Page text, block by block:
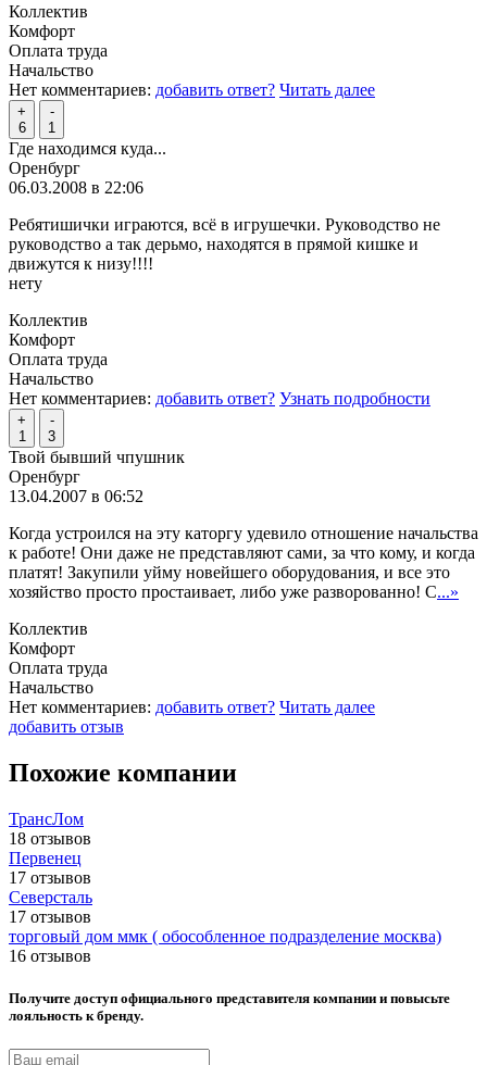
Коллектив
Комфорт
Оплата труда
Начальство
Нет комментариев: добавить ответ? Читать далее
+
6
-
1
Где находимся куда...
Оренбург
06.03.2008 в 22:06
Ребятишички играются, всё в игрушечки. Руководство не
руководство а так дерьмо, находятся в прямой кишке и
движутся к низу!!!!
нету
Коллектив
Комфорт
Оплата труда
Начальство
Нет комментариев: добавить ответ? Узнать подробности
+
1
-
3
Твой бывший чпушник
Оренбург
13.04.2007 в 06:52
Когда устроился на эту каторгу удевило отношение начальства
к работе! Они даже не представляют сами, за что кому, и когда
платят! Закупили уйму новейшего оборудования, и все это
хозяйство просто простаивает, либо уже разворованно! С...»
Коллектив
Комфорт
Оплата труда
Начальство
Нет комментариев: добавить ответ? Читать далее
добавить отзыв
Похожие компании
ТрансЛом
18 отзывов
Первенец
17 отзывов
Северсталь
17 отзывов
торговый дом ммк ( обособленное подразделение москва)
16 отзывов
Получите доступ официального представителя компании и повысьте
лояльность к бренду.